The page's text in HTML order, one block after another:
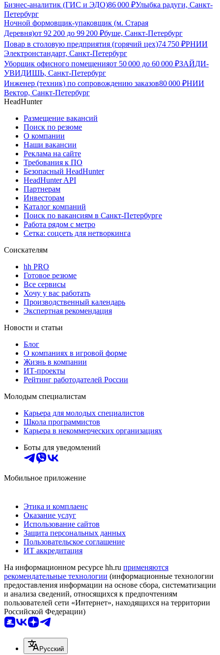
Бизнес-аналитик (ГИС и ЭДО)86 000 ₽Улыбка радуги, Санкт-
Петербург
Ночной формовщик-упаковщик (м. Старая
Деревня)от 92 200 до 99 200 ₽буше, Санкт-Петербург
Повар в столовую предприятия (горячий цех)74 750 ₽РНИИ
Электронстандарт, Санкт-Петербург
Уборщик офисного помещенияот 50 000 до 60 000 ₽ЗАЙДИ-
УВИДИШЬ, Санкт-Петербург
Инженер (техник) по сопровождению заказов80 000 ₽НИИ
Вектор, Санкт-Петербург
HeadHunter
Размещение вакансий
Поиск по резюме
О компании
Наши вакансии
Реклама на сайте
Требования к ПО
Безопасный HeadHunter
HeadHunter API
Партнерам
Инвесторам
Каталог компаний
Поиск по вакансиям в Санкт-Петербурге
Работа рядом с метро
Сетка: соцсеть для нетворкинга
Соискателям
hh PRO
Готовое резюме
Все сервисы
Хочу у вас работать
Производственный календарь
Экспертная рекомендация
Новости и статьи
Блог
О компаниях в игровой форме
Жизнь в компании
ИТ-проекты
Рейтинг работодателей России
Молодым специалистам
Карьера для молодых специалистов
Школа программистов
Карьера в некоммерческих организациях
Боты для уведомлений
Мобильное приложение
Этика и комплаенс
Оказание услуг
Использование сайтов
Защита персональных данных
Пользовательское соглашение
ИТ аккредитация
На информационном ресурсе hh.ru применяются
рекомендательные технологии (информационные технологии
предоставления информации на основе сбора, систематизации
и анализа сведений, относящихся к предпочтениям
пользователей сети «Интернет», находящихся на территории
Российской Федерации)
Русский